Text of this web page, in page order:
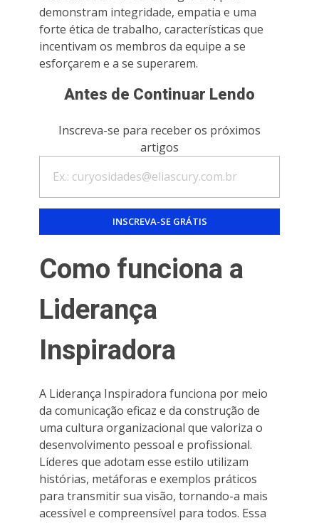
demonstram integridade, empatia e uma
forte ética de trabalho, características que
incentivam os membros da equipe a se
esforçarem e a se superarem.
Antes de Continuar Lendo
Inscreva-se para receber os próximos
artigos
Como funciona a
Liderança
Inspiradora
A Liderança Inspiradora funciona por meio
da comunicação eficaz e da construção de
uma cultura organizacional que valoriza o
desenvolvimento pessoal e profissional.
Líderes que adotam esse estilo utilizam
histórias, metáforas e exemplos práticos
para transmitir sua visão, tornando-a mais
acessível e compreensível para todos. Essa